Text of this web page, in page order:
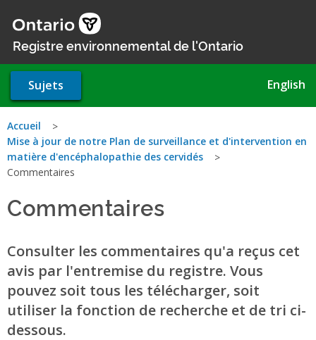
au
contenu
Registre environnemental de l'Ontario
Sujets English
Vous
êtes
Accueil
Mise à jour de notre Plan de surveillance et d'intervention en
matière d'encéphalopathie des cervidés
Commentaires
Commentaires
Consulter les commentaires qu'a reçus cet
avis par l'entremise du registre. Vous
pouvez soit tous les télécharger, soit
utiliser la fonction de recherche et de tri ci-
dessous.